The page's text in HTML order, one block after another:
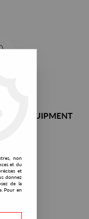
DJ EQUIPMENT
non
et du
et
donnez
de la
Pour en